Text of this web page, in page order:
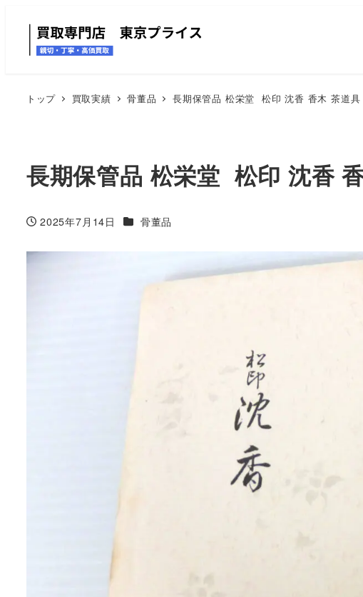
トップ 買取実績 骨董品 長期保管品 松栄堂 松印 沈香 香木 茶道具
長期保管品 松栄堂 松印 沈香
投稿日
2025年7月14日 カテゴリー
骨董品